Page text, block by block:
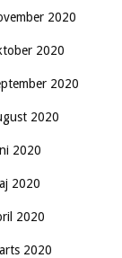
2020
2020
2020
2020
2020
2020
2020
2020